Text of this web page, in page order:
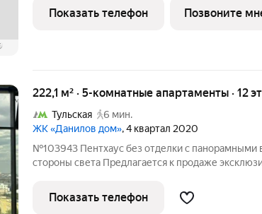
300 м от Нескучного сада. Главная особенность
башен, в
Показать телефон Позвоните
222,1 м² · 5-комнатные апартаменты · 12
Тульская
6 мин.
ЖК «Данилов дом», 4 квартал 2020
№103943 Пентхаус без отделки с панорамными
стороны света Предлагается к продаже
индивидуального дизайнерского проекта.
позволяет
Показать телефон